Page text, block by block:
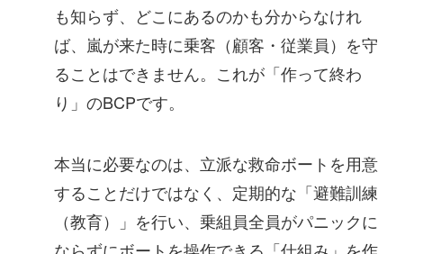
も知らず、どこにあるのかも分からなけれ
ば、嵐が来た時に乗客（顧客・従業員）を守
ることはできません。これが「作って終わ
り」のBCPです。
本当に必要なのは、立派な救命ボートを用意
することだけではなく、定期的な「避難訓練
（教育）」を行い、乗組員全員がパニックに